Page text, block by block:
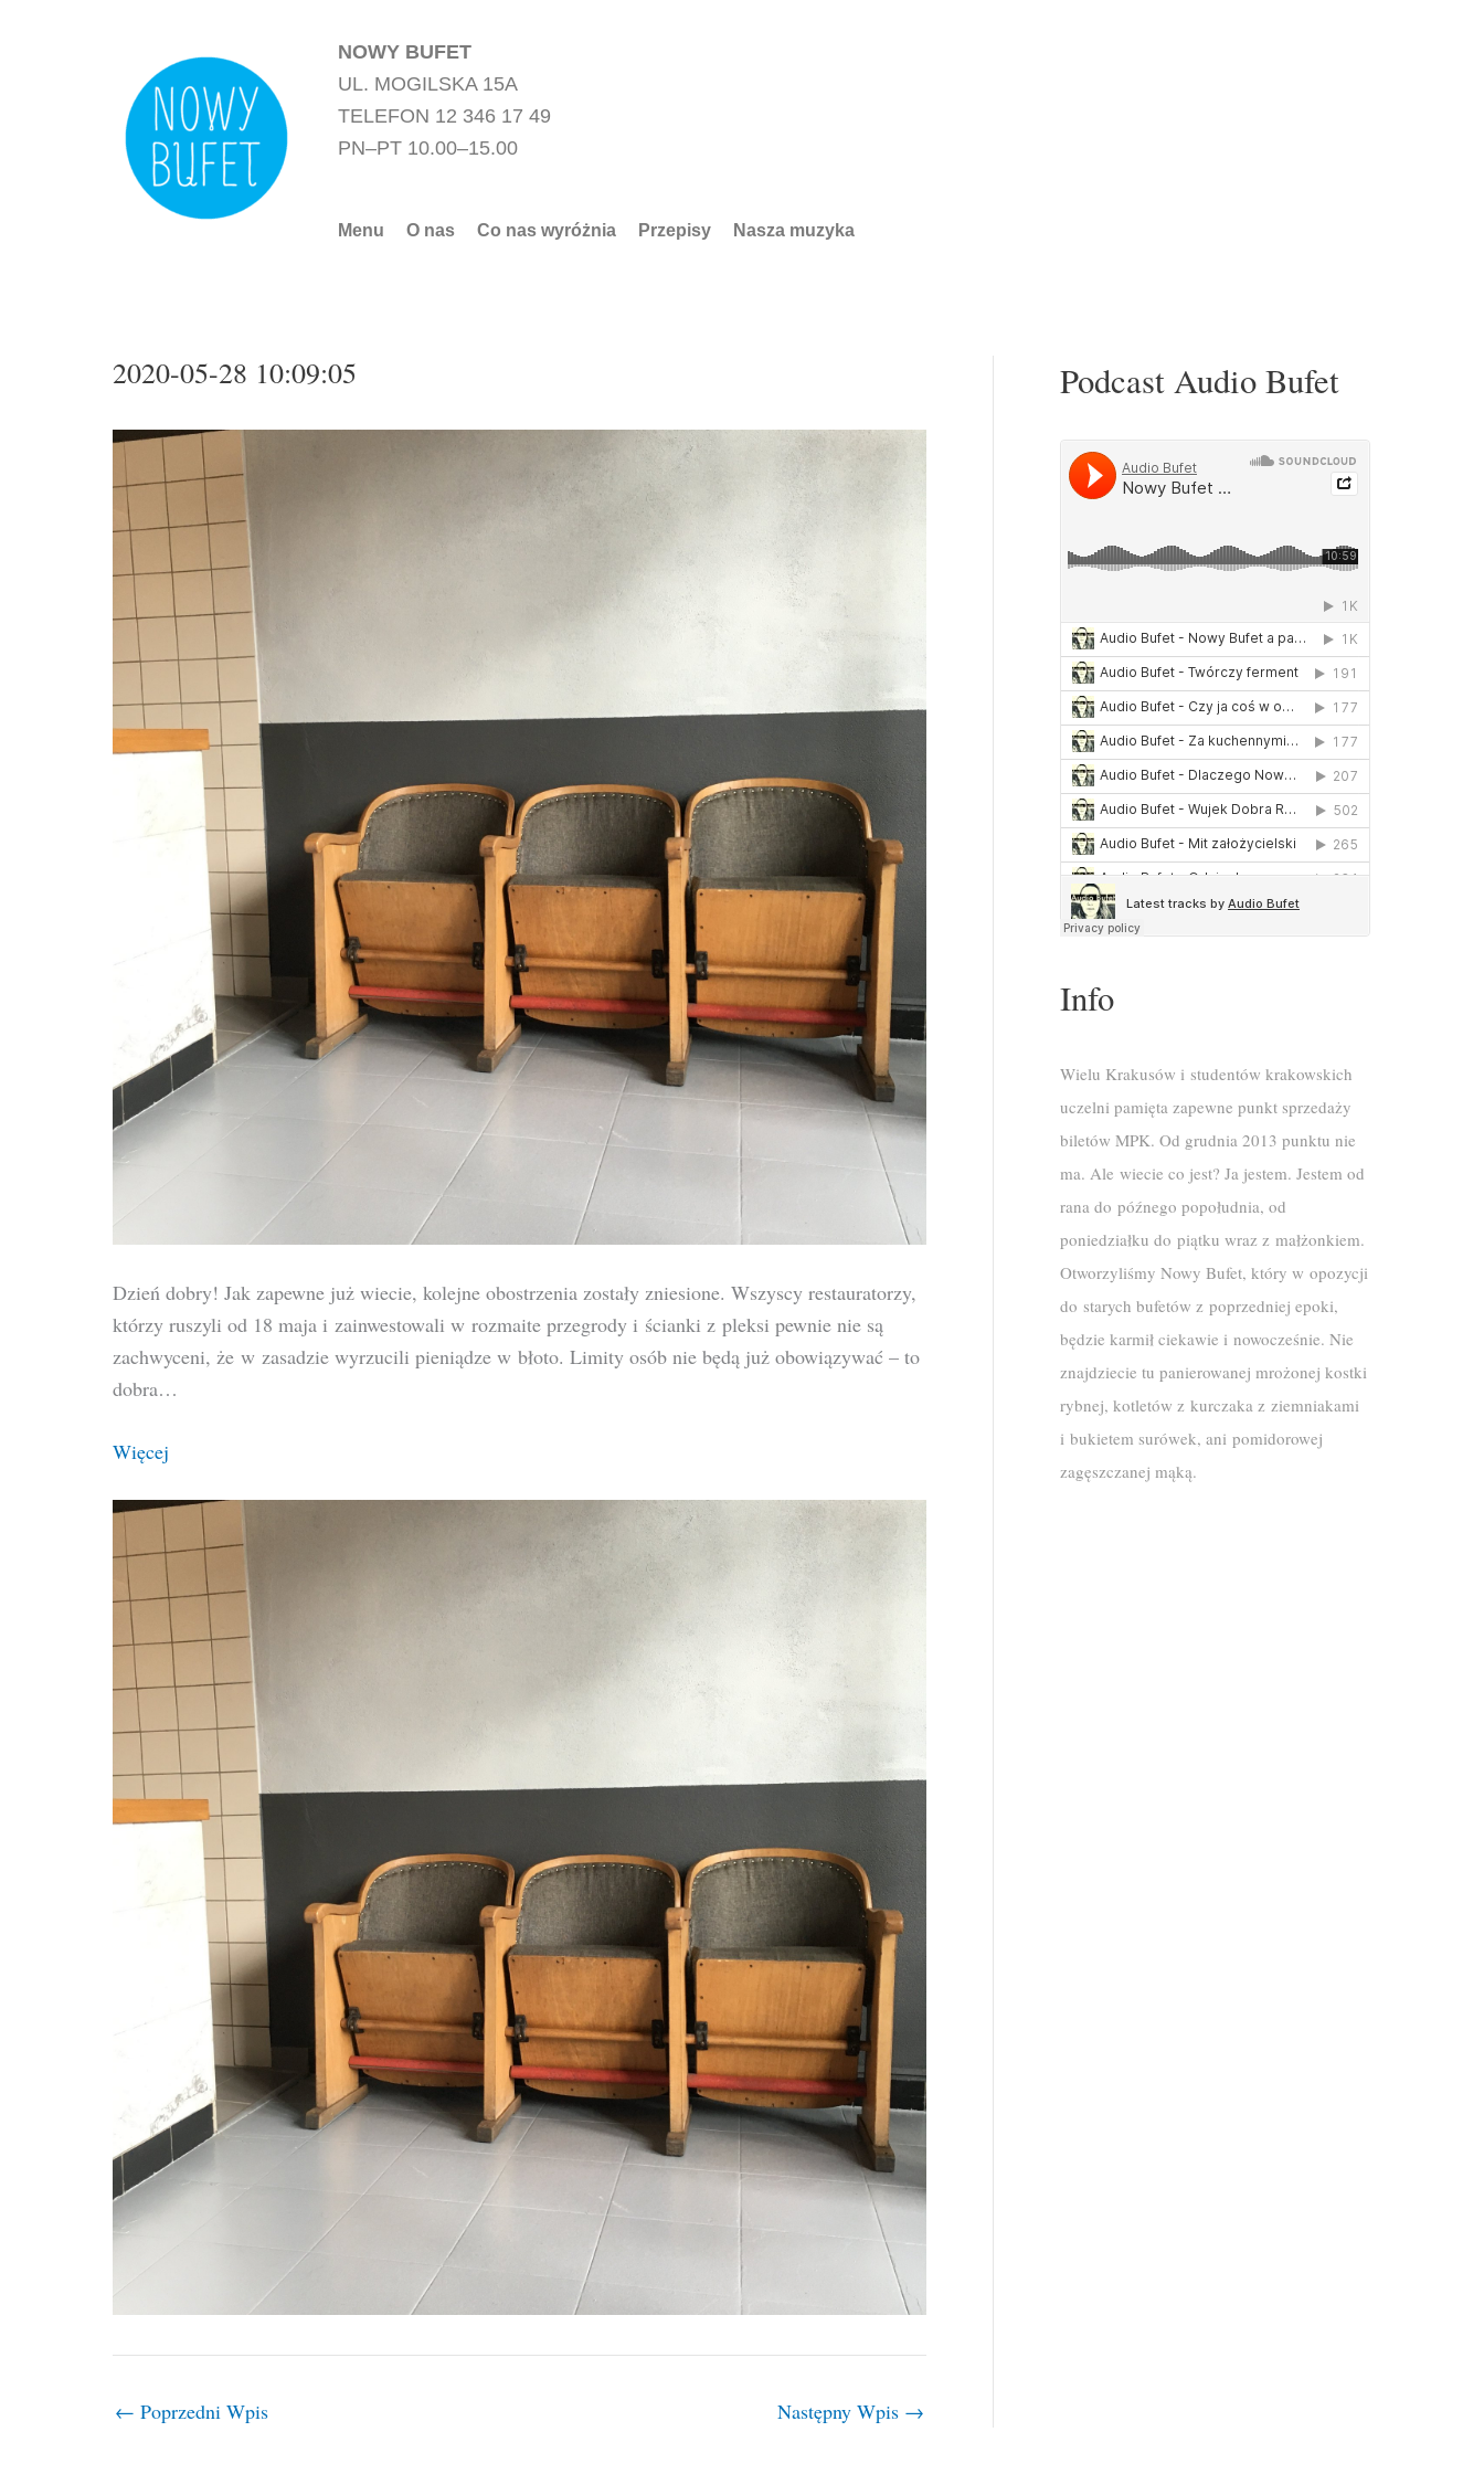
NOWY BUFET
UL. MOGILSKA 15A
TELEFON 12 346 17 49
PN–PT 10.00–15.00
Menu O nas Co nas wyróżnia Przepisy Nasza muzyka
2020-05-28 10:09:05
Dzień dobry! Jak zapewne już wiecie, kolejne obostrzenia zostały zniesione. Wszyscy restauratorzy,
którzy ruszyli od 18 maja i zainwestowali w rozmaite przegrody i ścianki z pleksi pewnie nie są
zachwyceni, że w zasadzie wyrzucili pieniądze w błoto. Limity osób nie będą już obowiązywać – to
dobra…
Więcej
← Poprzedni Wpis Następny Wpis →
Podcast Audio Bufet
Info
Wielu Krakusów i studentów krakowskich
uczelni pamięta zapewne punkt sprzedaży
biletów MPK. Od grudnia 2013 punktu nie
ma. Ale wiecie co jest? Ja jestem. Jestem od
rana do późnego popołudnia, od
poniedziałku do piątku wraz z małżonkiem.
Otworzyliśmy Nowy Bufet, który w opozycji
do starych bufetów z poprzedniej epoki,
będzie karmił ciekawie i nowocześnie. Nie
znajdziecie tu panierowanej mrożonej kostki
rybnej, kotletów z kurczaka z ziemniakami
i bukietem surówek, ani pomidorowej
zagęszczanej mąką.